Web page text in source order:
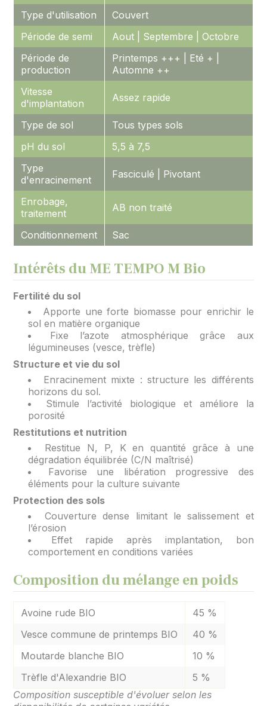
Type d'utilisation
Couvert
Période de semi
Aout | Septembre | Octobre
Période de
production
Printemps +++ | Eté + |
Automne ++
Vitesse
d'implantation
Assez rapide
Type de sol
Tous types sols
pH du sol
5,5 à 7,5
Type
d'enracinement
Fasciculé | Pivotant
Enrobage,
traitement
AB non traité
Conditionnement Sac
Intérêts du ME TEMPO M Bio
Fertilité du sol
Apporte une forte biomasse pour enrichir le
sol en matière organique
Fixe l’azote atmosphérique grâce aux
légumineuses (vesce, trèfle)
Structure et vie du sol
Enracinement mixte : structure les différents
horizons du sol.
Stimule l’activité biologique et améliore la
porosité
Restitutions et nutrition
Restitue N, P, K en quantité grâce à une
dégradation équilibrée (C/N maîtrisé)
Favorise une libération progressive des
éléments pour la culture suivante
Protection des sols
Couverture dense limitant le salissement et
l’érosion
Effet rapide après implantation, bon
comportement en conditions variées
Composition du mélange en poids
Avoine rude BIO
45 %
Vesce commune de printemps BIO
40 %
Moutarde blanche BIO
10 %
Trèfle d'Alexandrie BIO
5 %
Composition susceptible d'évoluer selon les